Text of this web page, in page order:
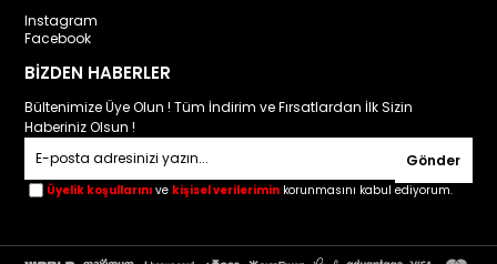
Instagram
Facebook
BİZDEN HABERLER
Bültenimize Üye Olun ! Tüm İndirim ve Fırsatlardan İlk Sizin
Haberiniz Olsun !
Gönder
Üyelik koşullarını ve kişisel verilerimin korunmasını kabul ediyorum.